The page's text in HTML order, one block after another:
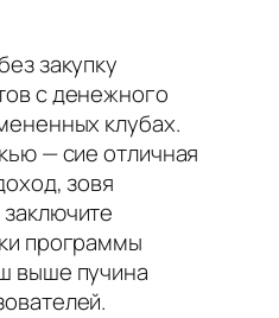
закупку
с денежного
клубах.
— сие отличная
зовя
программы
выше пучина